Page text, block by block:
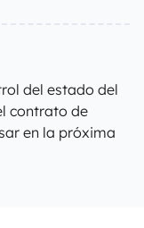
del estado del
contrato de
en la próxima